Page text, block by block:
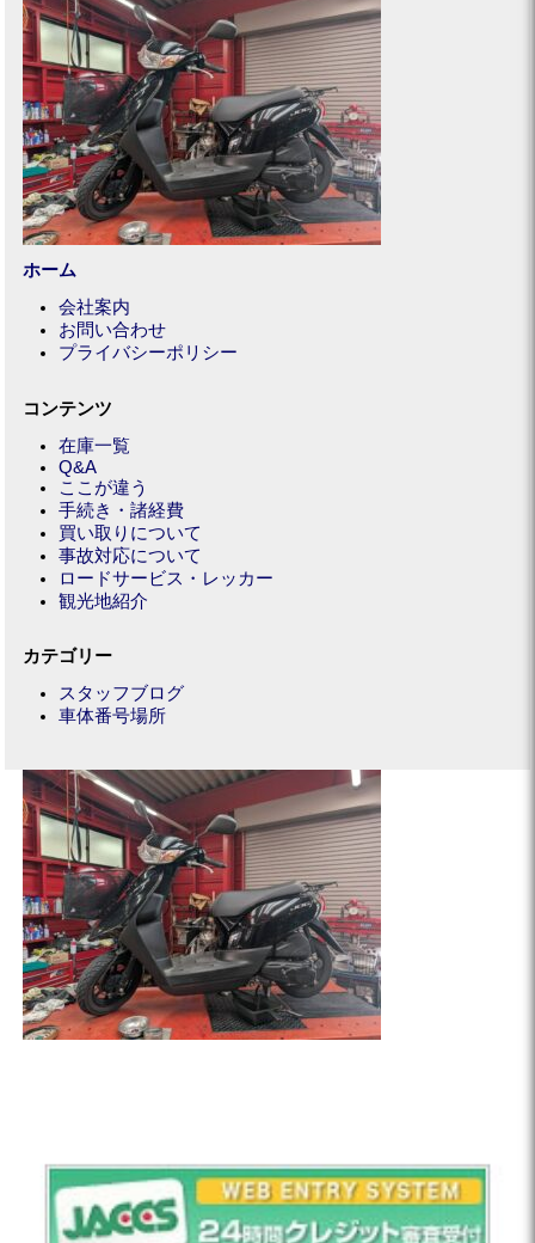
ホーム
会社案内
お問い合わせ
プライバシーポリシー
コンテンツ
在庫一覧
Q&A
ここが違う
手続き・諸経費
買い取りについて
事故対応について
ロードサービス・レッカー
観光地紹介
カテゴリー
スタッフブログ
車体番号場所